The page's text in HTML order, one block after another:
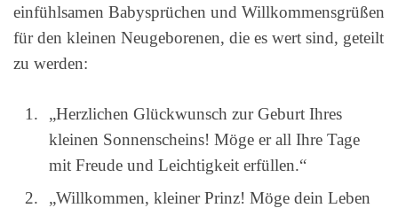
einfühlsamen Babysprüchen und Willkommensgrüßen
für den kleinen Neugeborenen, die es wert sind, geteilt
zu werden:
„Herzlichen Glückwunsch zur Geburt Ihres
kleinen Sonnenscheins! Möge er all Ihre Tage
mit Freude und Leichtigkeit erfüllen.“
„Willkommen, kleiner Prinz! Möge dein Leben